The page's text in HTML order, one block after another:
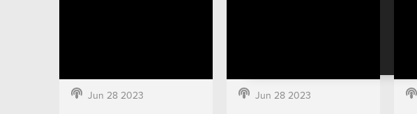
Jun 28 2023 Jun 28 2023